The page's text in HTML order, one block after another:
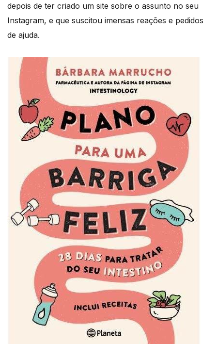
depois de ter criado um site sobre o assunto no seu
Instagram, e que suscitou imensas reações e pedidos
de ajuda.